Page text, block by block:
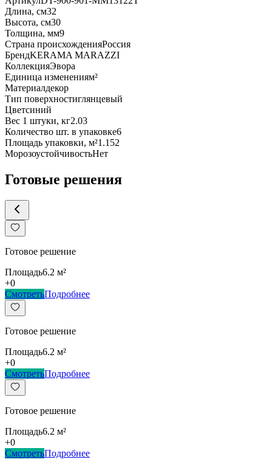
Длина, см32
Высота, см30
Толщина, мм9
Страна происхожденияРоссия
БрендKERAMA MARAZZI
КоллекцияЭвора
Единица изменениям²
Материалдекор
Тип поверхностиглянцевый
Цветсиний
Вес 1 штуки, кг2.03
Количество шт. в упаковке6
Площадь упаковки, м²1.152
МорозоустойчивостьНет
Готовые решения
Готовое решение
Площадь6.2 м²
+0
СмотретьПодробнее
Готовое решение
Площадь6.2 м²
+0
СмотретьПодробнее
Готовое решение
Площадь6.2 м²
+0
СмотретьПодробнее